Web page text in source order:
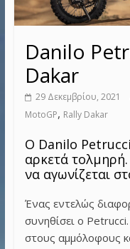
Danilo
Dakar
29 Δεκεμβρίου, 2021
MotoGP, Rally Dakar
Ο Danilo
αρκετά
να αγωνίζεται
Ένας εντελώς
συνηθίσει ο
στους αμμόλοφους